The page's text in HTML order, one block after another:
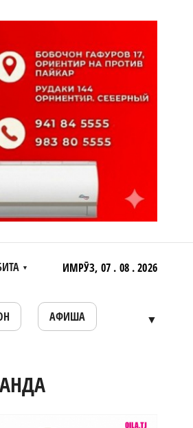
▼ ИМРӮЗ, 07 . 08 . 2026
АФИША ▼